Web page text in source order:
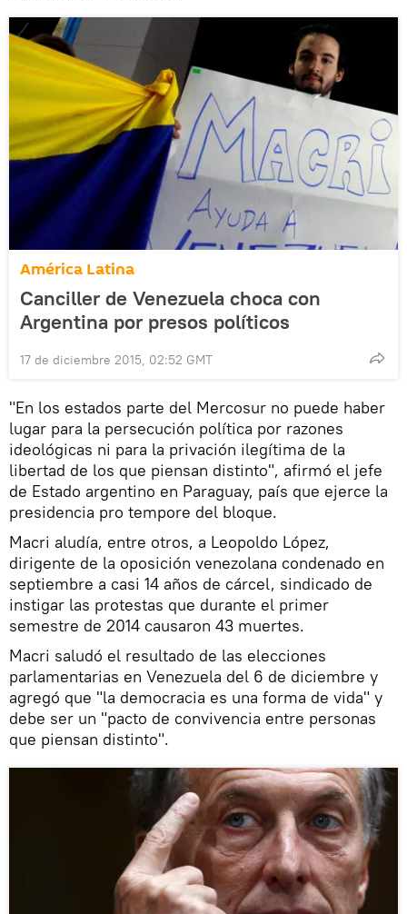
América Latina
Canciller de Venezuela choca con
Argentina por presos políticos
17 de diciembre 2015, 02:52 GMT
"En los estados parte del Mercosur no puede haber
lugar para la persecución política por razones
ideológicas ni para la privación ilegítima de la
libertad de los que piensan distinto", afirmó el jefe
de Estado argentino en Paraguay, país que ejerce la
presidencia pro tempore del bloque.
Macri aludía, entre otros, a Leopoldo López,
dirigente de la oposición venezolana condenado en
septiembre a casi 14 años de cárcel, sindicado de
instigar las protestas que durante el primer
semestre de 2014 causaron 43 muertes.
Macri saludó el resultado de las elecciones
parlamentarias en Venezuela del 6 de diciembre y
agregó que "la democracia es una forma de vida" y
debe ser un "pacto de convivencia entre personas
que piensan distinto".